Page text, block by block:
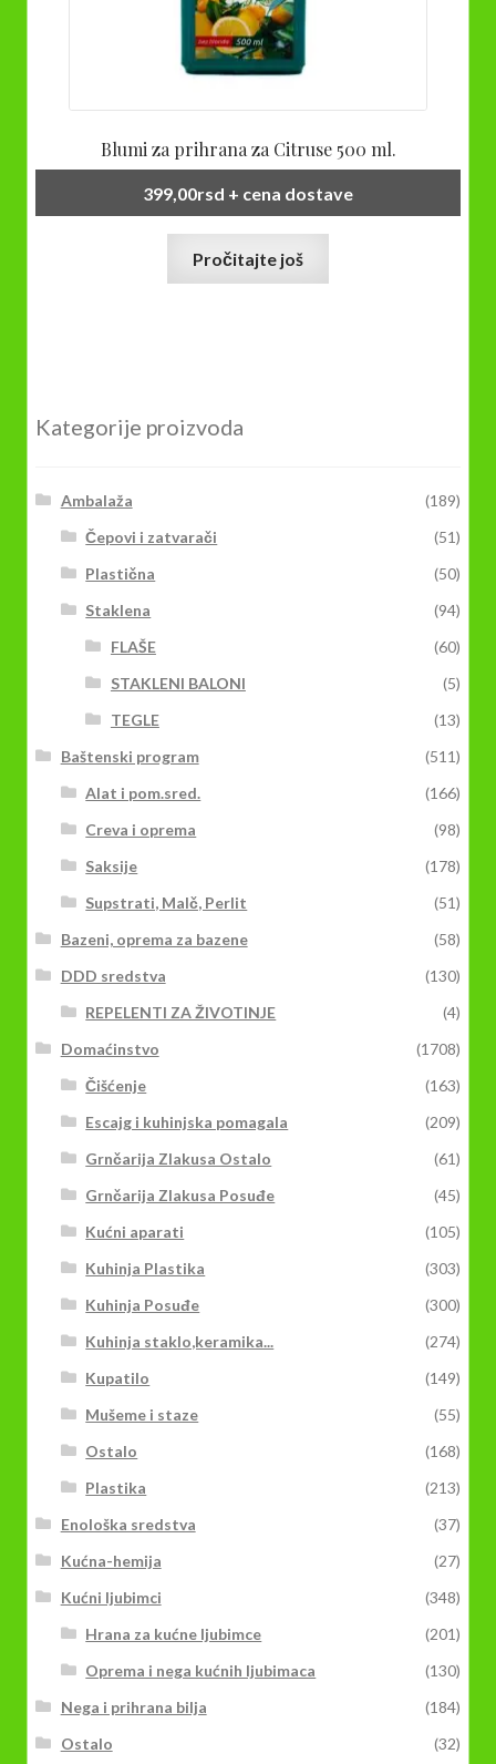
Blumi za prihrana za Citruse 500 ml.
399,00rsd + cena dostave
Pročitajte još
Kategorije proizvoda
Ambalaža
(189)
Čepovi i zatvarači
(51)
Plastična
(50)
Staklena
(94)
FLAŠE
(60)
STAKLENI BALONI
(5)
TEGLE
(13)
Baštenski program
(511)
Alat i pom.sred.
(166)
Creva i oprema
(98)
Saksije
(178)
Supstrati, Malč, Perlit
(51)
Bazeni, oprema za bazene
(58)
DDD sredstva
(130)
REPELENTI ZA ŽIVOTINJE
(4)
Domaćinstvo
(1708)
Čišćenje
(163)
Escajg i kuhinjska pomagala
(209)
Grnčarija Zlakusa Ostalo
(61)
Grnčarija Zlakusa Posuđe
(45)
Kućni aparati
(105)
Kuhinja Plastika
(303)
Kuhinja Posuđe
(300)
Kuhinja staklo,keramika...
(274)
Kupatilo
(149)
Mušeme i staze
(55)
Ostalo
(168)
Plastika
(213)
Enološka sredstva
(37)
Kućna-hemija
(27)
Kućni ljubimci
(348)
Hrana za kućne ljubimce
(201)
Oprema i nega kućnih ljubimaca
(130)
Nega i prihrana bilja
(184)
Ostalo
(32)